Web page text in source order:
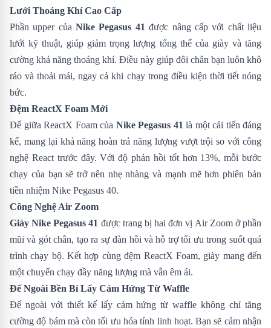
Lưới Thoáng Khí Cao Cấp
Phần upper củaNike Pegasus 41 được nâng cấp với chất liệu
lưới kỹ thuật, giúp giảm trọng lượng tổng thể của giày và tăng
cường khả năng thoáng khí. Điều này giúp đôi chân bạn luôn khô
ráo và thoải mái, ngay cả khi chạy trong điều kiện thời tiết nóng
bức.
Đệm ReactX Foam Mới
Đế giữa ReactX Foam của Nike Pegasus 41 là một cải tiến đáng
kể, mang lại khả năng hoàn trả năng lượng vượt trội so với công
nghệ React trước đây. Với độ phản hồi tốt hơn 13%, mỗi bước
chạy của bạn sẽ trở nên nhẹ nhàng và mạnh mẽ hơn phiên bản
tiền nhiệm Nike Pegasus 40.
Công Nghệ Air Zoom
Giày Nike Pegasus 41 được trang bị hai đơn vị Air Zoom ở phần
mũi và gót chân, tạo ra sự đàn hồi và hỗ trợ tối ưu trong suốt quá
trình chạy bộ. Kết hợp cùng đệm ReactX Foam, giày mang đến
một chuyến chạy đầy năng lượng mà vẫn êm ái.
Đế Ngoài Bền Bỉ Lấy Cảm Hứng Từ Waffle
Đế ngoài với thiết kế lấy cảm hứng từ waffle không chỉ tăng
cường độ bám mà còn tối ưu hóa tính linh hoạt. Bạn sẽ cảm nhận